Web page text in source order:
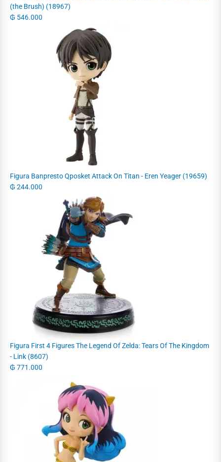
(the Brush) (18967)
₲ 546.000
Figura Banpresto Qposket Attack On Titan - Eren Yeager (19659)
₲ 244.000
Figura First 4 Figures The Legend Of Zelda: Tears Of The Kingdom
- Link (8607)
₲ 771.000